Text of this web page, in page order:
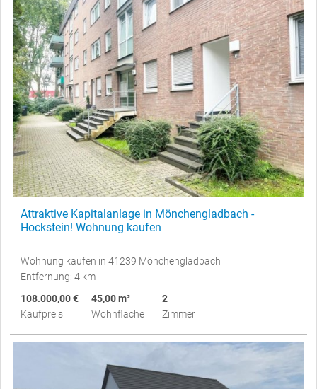
Attraktive Kapitalanlage in Mönchengladbach -
Hockstein! Wohnung kaufen
Wohnung kaufen in 41239 Mönchengladbach
Entfernung: 4 km
108.000,00 €
Kaufpreis
45,00 m²
Wohnfläche
2
Zimmer